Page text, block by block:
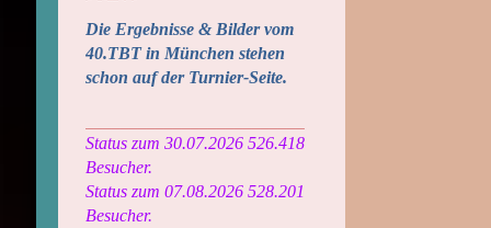
Die Ergebnisse & Bilder vom
40.TBT in München stehen
schon auf der Turnier-Seite.
Status zum 30.07.2026 526.418
Besucher.
Status zum 07.08.2026 528.201
Besucher.